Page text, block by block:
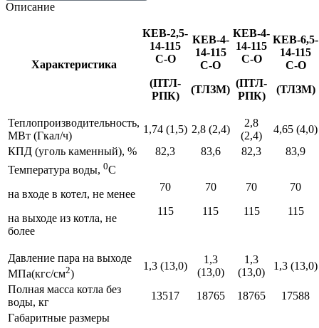
Описание
Характеристика
КЕВ-2,5-
14-115
С-О
(ПТЛ-
РПК)
КЕВ-4-
14-115
С-О
(ТЛЗМ)
КЕВ-4-
14-115
С-О
(ПТЛ-
РПК)
КЕВ-6,5-
14-115
С-О
(ТЛЗМ)
Теплопроизводительность,
МВт (Гкал/ч)
1,74 (1,5) 2,8 (2,4)
2,8
(2,4)
4,65 (4,0)
КПД (уголь каменный), %
82,3 83,6 82,3
83,9
Температура воды, 0С
на входе в котел, не менее
на выходе из котла, не
более
70
115
70
115
70
115
70
115
Давление пара на выходе
МПа(кгс/см2)
1,3 (13,0)
1,3
(13,0)
1,3
(13,0)
1,3 (13,0)
Полная масса котла без
воды, кг
13517 18765 18765
17588
Габаритные размеры